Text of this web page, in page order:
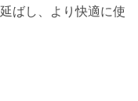
ばし、より快適に使